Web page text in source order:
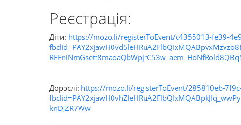
Реєстрація:
Діти: https://mozo.li/registerToEvent/c4355013-fe39-
Дорослі: https://mozo.li/registerToEvent/285810eb-
knDJZR7Ww